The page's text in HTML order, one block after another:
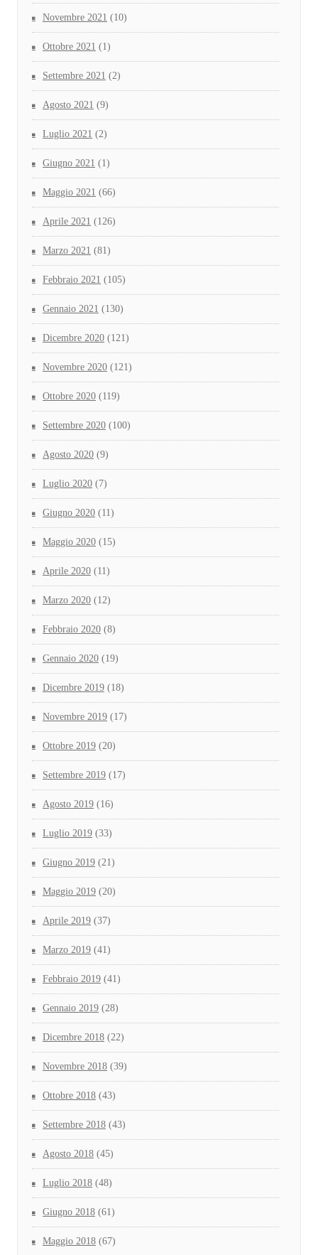
Novembre 2021 (10)
Ottobre 2021 (1)
Settembre 2021 (2)
Agosto 2021 (9)
Luglio 2021 (2)
Giugno 2021 (1)
Maggio 2021 (66)
Aprile 2021 (126)
Marzo 2021 (81)
Febbraio 2021 (105)
Gennaio 2021 (130)
Dicembre 2020 (121)
Novembre 2020 (121)
Ottobre 2020 (119)
Settembre 2020 (100)
Agosto 2020 (9)
Luglio 2020 (7)
Giugno 2020 (11)
Maggio 2020 (15)
Aprile 2020 (11)
Marzo 2020 (12)
Febbraio 2020 (8)
Gennaio 2020 (19)
Dicembre 2019 (18)
Novembre 2019 (17)
Ottobre 2019 (20)
Settembre 2019 (17)
Agosto 2019 (16)
Luglio 2019 (33)
Giugno 2019 (21)
Maggio 2019 (20)
Aprile 2019 (37)
Marzo 2019 (41)
Febbraio 2019 (41)
Gennaio 2019 (28)
Dicembre 2018 (22)
Novembre 2018 (39)
Ottobre 2018 (43)
Settembre 2018 (43)
Agosto 2018 (45)
Luglio 2018 (48)
Giugno 2018 (61)
Maggio 2018 (67)